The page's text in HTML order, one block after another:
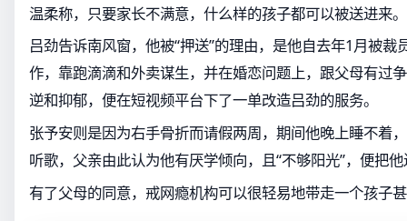
温柔称，只要家长不满意，什么样的孩子都可以被送进来。
吕劲告诉南风窗，他被“押送”的理由，是他自去年1月被裁
作，靠跑滴滴和外卖谋生，并在婚恋问题上，跟父母有过
逆和抑郁，便在短视频平台下了一单改造吕劲的服务。
张予安则是因为右手骨折而请假两周，期间他晚上睡不着
听歌，父亲由此认为他有厌学倾向，且“不够阳光”，便把他
有了父母的同意，戒网瘾机构可以很轻易地带走一个孩子